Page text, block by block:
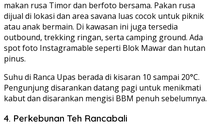
makan rusa Timor dan berfoto bersama. Pakan rusa
dijual di lokasi dan area savana luas cocok untuk piknik
atau anak bermain. Di kawasan ini juga tersedia
outbound, trekking ringan, serta camping ground. Ada
spot foto Instagramable seperti Blok Mawar dan hutan
pinus.
Suhu di Ranca Upas berada di kisaran 10 sampai 20°C.
Pengunjung disarankan datang pagi untuk menikmati
kabut dan disarankan mengisi BBM penuh sebelumnya.
4. Perkebunan Teh Rancabali